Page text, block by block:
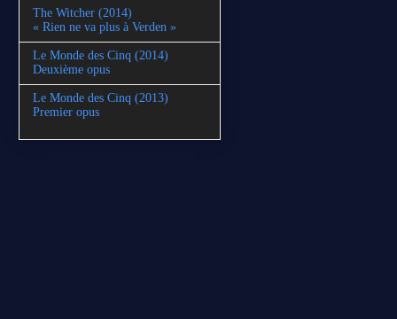
The Witcher (2014)
« Rien ne va plus à Verden »
Le Monde des Cinq (2014)
Deuxième opus
Le Monde des Cinq (2013)
Premier opus